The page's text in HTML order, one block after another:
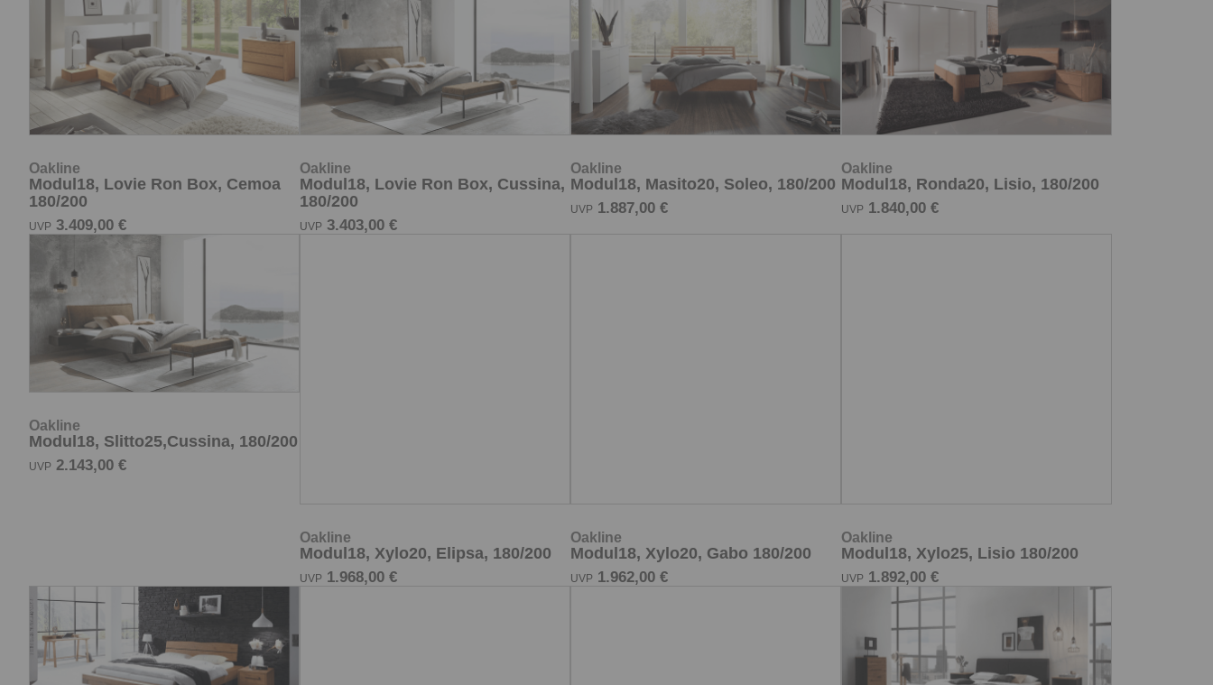
Oakline
Modul18, Lovie Ron Box, Cemoa
180/200
UVP 3.409,00 €
Oakline
Modul18, Lovie Ron Box, Cussina,
180/200
UVP 3.403,00 €
Oakline
Modul18, Masito20, Soleo, 180/200
UVP 1.887,00 €
Oakline
Modul18, Ronda20, Lisio, 180/200
UVP 1.840,00 €
Oakline
Modul18, Slitto25,Cussina, 180/200
UVP 2.143,00 €
Oakline
Modul18, Xylo20, Elipsa, 180/200
UVP 1.968,00 €
Oakline
Modul18, Xylo20, Gabo 180/200
UVP 1.962,00 €